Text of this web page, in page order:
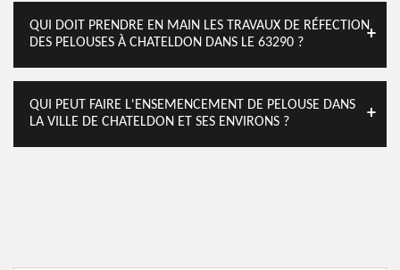
QUI DOIT PRENDRE EN MAIN LES TRAVAUX DE RÉFECTION
DES PELOUSES À CHATELDON DANS LE 63290 ?
QUI PEUT FAIRE L'ENSEMENCEMENT DE PELOUSE DANS
LA VILLE DE CHATELDON ET SES ENVIRONS ?